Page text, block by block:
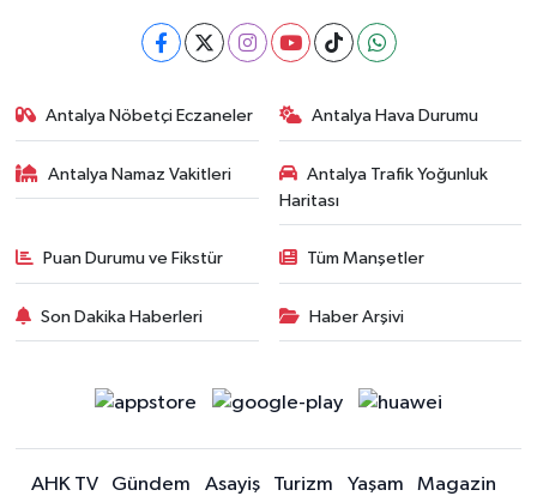
Antalya Nöbetçi Eczaneler Antalya Hava Durumu
Antalya Namaz Vakitleri
Antalya Trafik Yoğunluk
Haritası
Puan Durumu ve Fikstür Tüm Manşetler
Son Dakika Haberleri Haber Arşivi
AHK TV Gündem Asayiş Turizm Yaşam Magazin